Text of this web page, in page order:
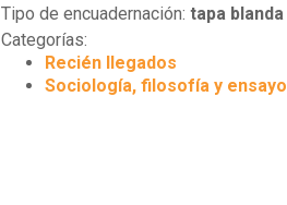
Tipo de encuadernación: tapa blanda
Categorías:
Recién llegados
Sociología, filosofía y ensayo